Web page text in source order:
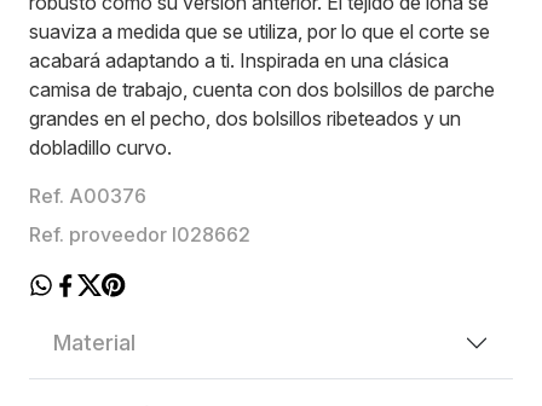
suaviza a medida que se utiliza, por lo que el corte se
acabará adaptando a ti. Inspirada en una clásica
camisa de trabajo, cuenta con dos bolsillos de parche
grandes en el pecho, dos bolsillos ribeteados y un
dobladillo curvo.
Ref. A00376
Ref. proveedor I028662
Material